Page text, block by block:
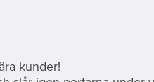
kunder!